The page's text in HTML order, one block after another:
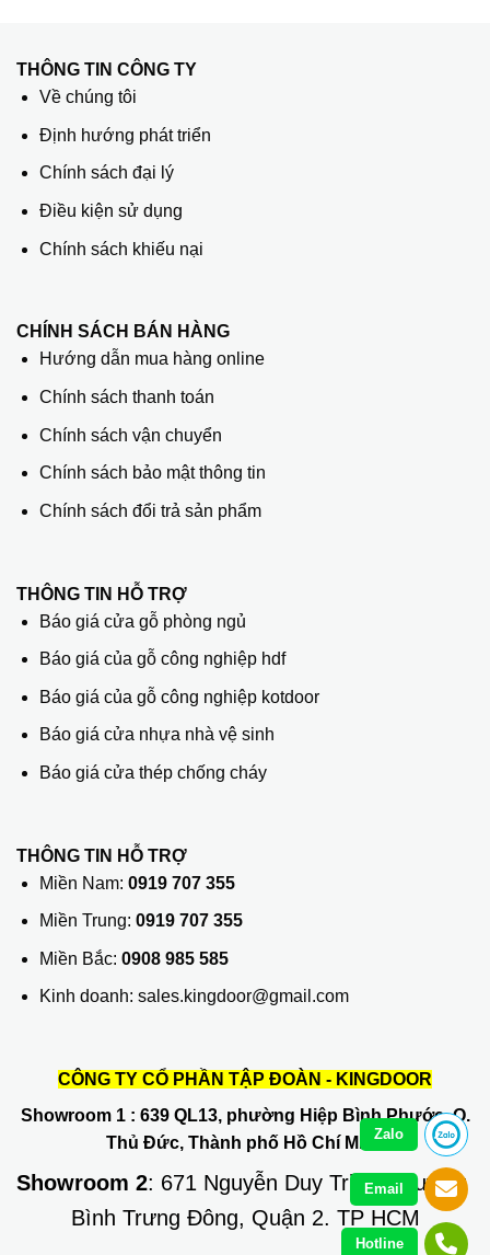
THÔNG TIN CÔNG TY
Về chúng tôi
Định hướng phát triển
Chính sách đại lý
Điều kiện sử dụng
Chính sách khiếu nại
CHÍNH SÁCH BÁN HÀNG
Hướng dẫn mua hàng online
Chính sách thanh toán
Chính sách vận chuyển
Chính sách bảo mật thông tin
Chính sách đổi trả sản phẩm
THÔNG TIN HỖ TRỢ
Báo giá cửa gỗ phòng ngủ
Báo giá của gỗ công nghiệp hdf
Báo giá của gỗ công nghiệp kotdoor
Báo giá cửa nhựa nhà vệ sinh
Báo giá cửa thép chống cháy
THÔNG TIN HỖ TRỢ
Miền Nam: 0919 707 355
Miền Trung: 0919 707 355
Miền Bắc: 0908 985 585
Kinh doanh: sales.kingdoor@gmail.com
CÔNG TY CỔ PHẦN TẬP ĐOÀN - KINGDOOR
Showroom 1: 639 QL13, phường Hiệp Bình Phước, Q.
Thủ Đức, Thành phố Hồ Chí Minh
Showroom 2: 671 Nguyễn Duy Trinh, phường
Bình Trưng Đông, Quận 2. TP HCM
Zalo
Email
Hotline